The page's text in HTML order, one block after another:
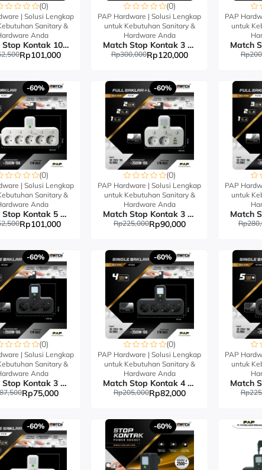
(0)
| Solusi Lengkap
Sanitary &
Anda
Match Stop Kontak 10 Lubang USB 2M
Rp101,000
(0)
PAP Hardware | Solusi Lengkap
untuk Kebutuhan Sanitary &
Hardware Anda
Match Stop Kontak 3 Lubang USB Port
Rp300,000Rp120,000
PAP
untuk
-60%
(0)
| Solusi Lengkap
Sanitary &
Anda
Match Stop Kontak 5 Lubang-Power Strip
Rp101,000
-60%
(0)
PAP Hardware | Solusi Lengkap
untuk Kebutuhan Sanitary &
Hardware Anda
Match Stop Kontak 3 Lubang USB-Power Strip
Rp225,000Rp90,000
PAP
untuk
-60%
(0)
| Solusi Lengkap
Sanitary &
Anda
Match Stop Kontak 3 Lubang 8023L#
Rp75,000
-60%
(0)
PAP Hardware | Solusi Lengkap
untuk Kebutuhan Sanitary &
Hardware Anda
Match Stop Kontak 4 Lubang 8024L#
Rp205,000Rp82,000
PAP
untuk
-60% -60%